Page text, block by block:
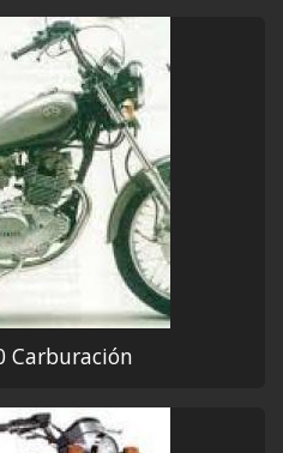
Carburación